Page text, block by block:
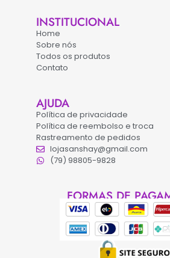
INSTITUCIONAL
Home
Sobre nós
Todos os produtos
Contato
AJUDA
Política de privacidade
Política de reembolso e troca
Rastreamento de pedidos
lojasanshay@gmail.com
(79) 98805-9828
FORMAS DE